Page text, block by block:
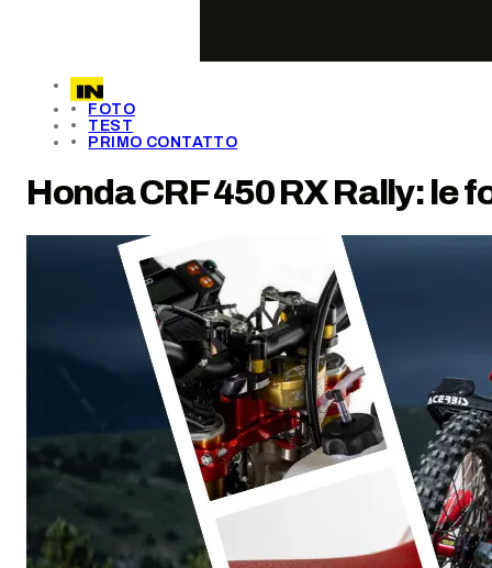
FOTO
TEST
PRIMO CONTATTO
Honda CRF 450 RX Rally: le